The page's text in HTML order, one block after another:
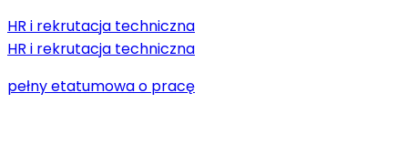
HR i rekrutacja techniczna
HR i rekrutacja techniczna
pełny etatumowa o pracę